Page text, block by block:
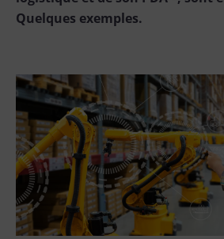
Quelques exemples.